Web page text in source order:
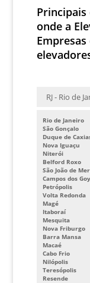
MAQUINA
PREÇO
QUADRO DE
REFORMA
VISTORIA
FABRICANTE
INVERSOR DE
CABINE DE
Principais
onde a
RJ - Rio de
Rio de Janeiro
São Gonçalo
Duque de
Nova Iguaçu
Niterói
Belford Roxo
São João de
Campos dos
Petrópolis
Volta Redonda
Magé
Itaboraí
Mesquita
Nova Friburgo
Barra Mansa
Macaé
Cabo Frio
Nilópolis
Teresópolis
Resende